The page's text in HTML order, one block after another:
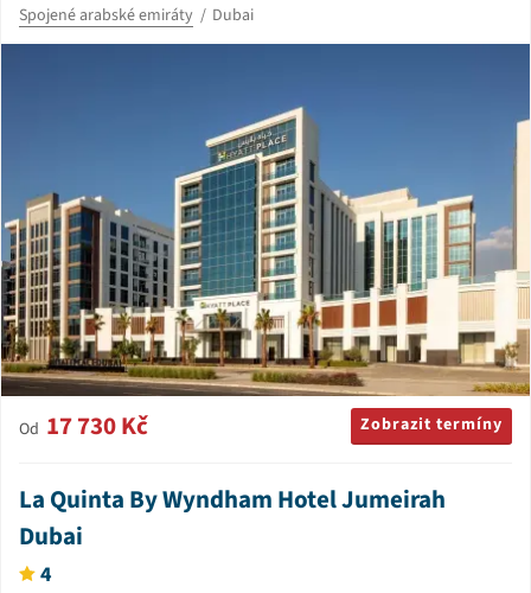
Spojené arabské emiráty Dubai
Od 17 730 Kč Zobrazit termíny
La Quinta By Wyndham Hotel Jumeirah
Dubai
4